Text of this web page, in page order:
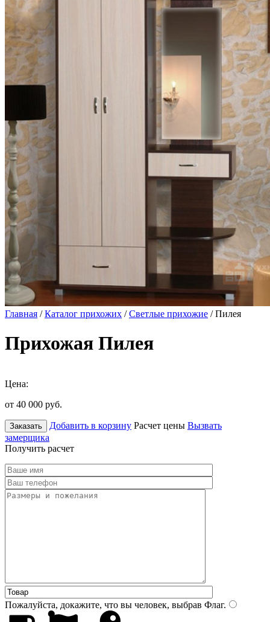
Главная /Каталог прихожих /Светлые прихожие / Пилея
Прихожая Пилея
Цена:
от 40 000 руб.
Заказать Добавить в корзину Расчет цены Вызвать
замерщика
Получить расчет
Пожалуйста, докажите, что вы человек, выбрав Флаг.